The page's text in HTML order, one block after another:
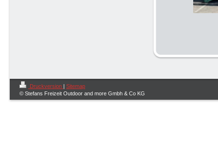
Druckversion
Sitemap
© Stefans Freizeit Outdoor and more Gmbh & Co KG